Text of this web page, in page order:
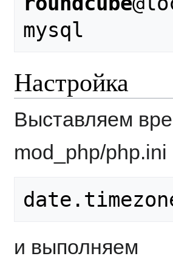
Настройка
Выставляем
mod_php/php.ini
и выполняем